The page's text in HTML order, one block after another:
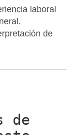
laboral
de
de